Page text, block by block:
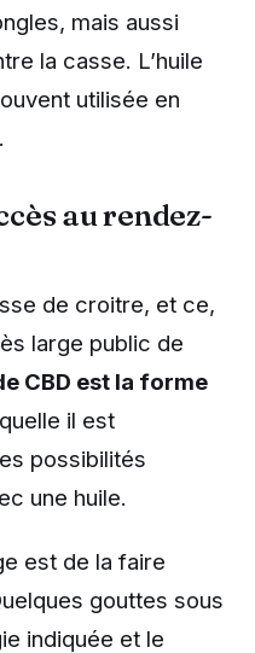
mais aussi
la casse. L’huile
utilisée en
au rendez-
de croitre, et ce,
large public de
CBD est la forme
il est
possibilités
une huile.
est de la faire
gouttes sous
indiquée et le